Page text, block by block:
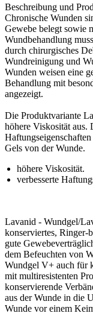
Beschreibung und
Chronische Wunden
Gewebe belegt sowie
Wundbehandlung
durch chirurgisches
Wundreinigung und
Wunden weisen eine
Behandlung mit
angezeigt.
Die Produktvariante
höhere Viskosität aus.
Gels von der Wunde.
höhere Viskosität.
verbesserte
Lavanid - Wundgel/
konserviertes, Ringer-
gute
dem Befeuchten von
Wundgel V+ auch für
mit multiresistenten
konservierende
aus der Wunde in die
Wunde vor einem